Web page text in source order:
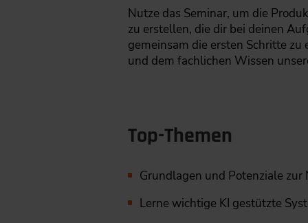
Nutze das Seminar, um die
zu erstellen, die dir bei deinen
gemeinsam die ersten Schritte
und dem fachlichen Wissen
Top-Themen
Grundlagen und Potenziale
Lerne wichtige KI gestützte